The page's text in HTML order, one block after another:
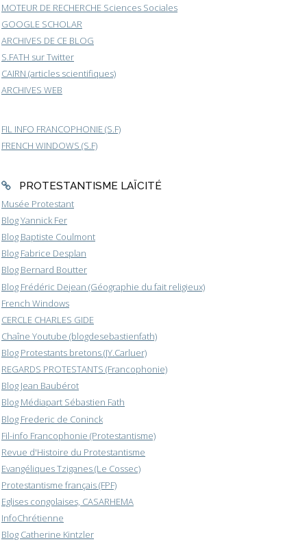
MOTEUR DE RECHERCHE Sciences Sociales
GOOGLE SCHOLAR
ARCHIVES DE CE BLOG
S.FATH sur Twitter
CAIRN (articles scientifiques)
ARCHIVES WEB
FIL INFO FRANCOPHONIE (S.F)
FRENCH WINDOWS (S.F)
PROTESTANTISME LAÏCITÉ
Musée Protestant
Blog Yannick Fer
Blog Baptiste Coulmont
Blog Fabrice Desplan
Blog Bernard Boutter
Blog Frédéric Dejean (Géographie du fait religieux)
French Windows
CERCLE CHARLES GIDE
Chaîne Youtube (blogdesebastienfath)
Blog Protestants bretons (JY.Carluer)
REGARDS PROTESTANTS (Francophonie)
Blog Jean Baubérot
Blog Médiapart Sébastien Fath
Blog Frederic de Coninck
Fil-info Francophonie (Protestantisme)
Revue d'Histoire du Protestantisme
Evangéliques Tziganes (Le Cossec)
Protestantisme français (FPF)
Eglises congolaises, CASARHEMA
InfoChrétienne
Blog Catherine Kintzler